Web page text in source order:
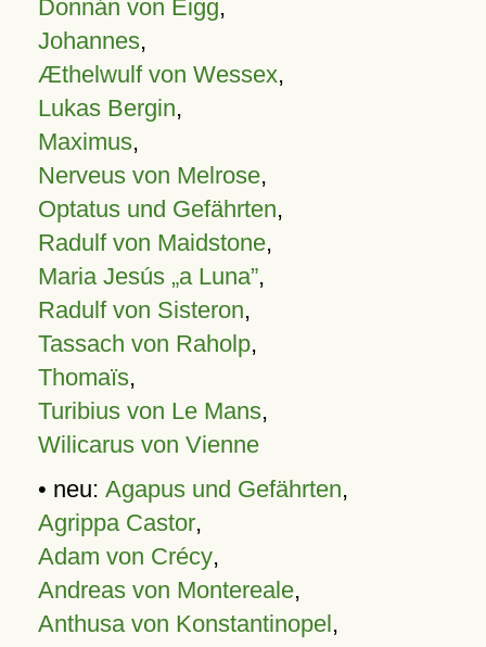
Donnán von Eigg,
Johannes,
Æthelwulf von Wessex,
Lukas Bergin,
Maximus,
Nerveus von Melrose,
Optatus und Gefährten,
Radulf von Maidstone,
Maria Jesús „a Luna”,
Radulf von Sisteron,
Tassach von Raholp,
Thomaïs,
Turibius von Le Mans,
Wilicarus von Vienne
• neu: Agapus und Gefährten,
Agrippa Castor,
Adam von Crécy,
Andreas von Montereale,
Anthusa von Konstantinopel,